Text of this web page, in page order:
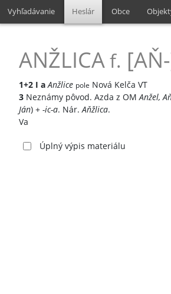
Vyhľadávanie Heslár Obce
ANŽLICAf.
1+2 I a Anžlice pole Nová Kelča VT
3 Neznámy pôvod. Azda z OMAnžel,
Ján) + -ic-a. Nár.Aňžlica.
Va
Úplný výpis materiálu